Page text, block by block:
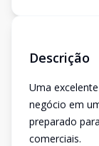
Descrição
Uma
negócio em
preparado
comerciais.